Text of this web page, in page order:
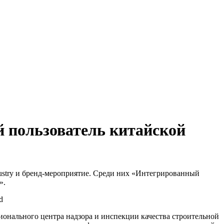
китайской
и бренд-мероприятие. Среди них «Интегрированный
центра надзора и инспекции качества строительной